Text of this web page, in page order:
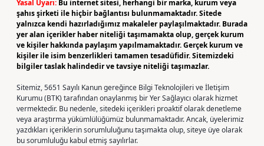
Yasal Uyarı: Bu internet sitesi, herhangi bir marka, kurum veya
şahıs şirketi ile hiçbir bağlantısı bulunmamaktadır. Sitede
yalnızca kendi hazırladığımız makaleler paylaşılmaktadır. Burada
yer alan içerikler haber niteliği taşımamakta olup, gerçek kurum
ve kişiler hakkında paylaşım yapılmamaktadır. Gerçek kurum ve
kişiler ile isim benzerlikleri tamamen tesadüfidir. Sitemizdeki
bilgiler taslak halindedir ve tavsiye niteliği taşımazlar.
Sitemiz, 5651 Sayılı Kanun gereğince Bilgi Teknolojileri ve İletişim
Kurumu (BTK) tarafından onaylanmış bir Yer Sağlayıcı olarak hizmet
vermektedir. Bu nedenle, sitedeki içerikleri proaktif olarak denetleme
veya araştırma yükümlülüğümüz bulunmamaktadır. Ancak, üyelerimiz
yazdıkları içeriklerin sorumluluğunu taşımakta olup, siteye üye olarak
bu sorumluluğu kabul etmiş sayılırlar.